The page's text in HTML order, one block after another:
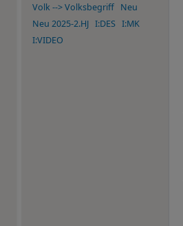
Volk --> Volksbegriff
Neu
Neu 2025-2.HJ I:DES I:MK
I:VIDEO